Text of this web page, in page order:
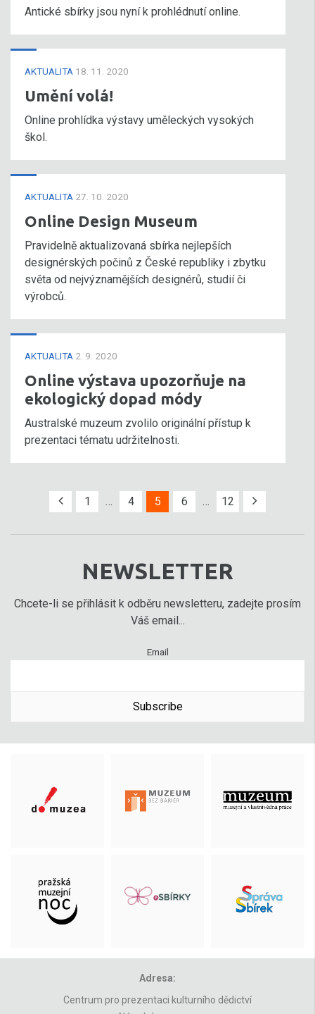
Antické sbírky jsou nyní k prohlédnutí online.
AKTUALITA 18. 11. 2020
Umění volá!
Online prohlídka výstavy uměleckých vysokých
škol.
AKTUALITA 27. 10. 2020
Online Design Museum
Pravidelně aktualizovaná sbírka nejlepších
designérských počinů z České republiky i zbytku
světa od nejvýznamějších designérů, studií či
výrobců.
AKTUALITA 2. 9. 2020
Online výstava upozorňuje na
ekologický dopad módy
Australské muzeum zvolilo originální přístup k
prezentaci tématu udržitelnosti.
1 … 4 5 6 … 12
NEWSLETTER
Chcete-li se přihlásit k odběru newsletteru, zadejte prosím
Váš email...
Email
Subscribe
Adresa:
Centrum pro prezentaci kulturního dědictví